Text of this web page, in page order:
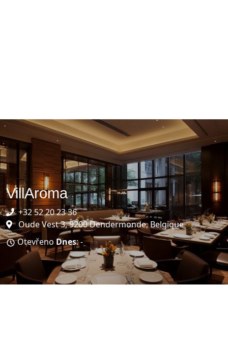
VillAroma
+32 52 20 23 36
Oude Vest 3, 9200 Dendermonde, Belgique
Otevřeno Dnes: -